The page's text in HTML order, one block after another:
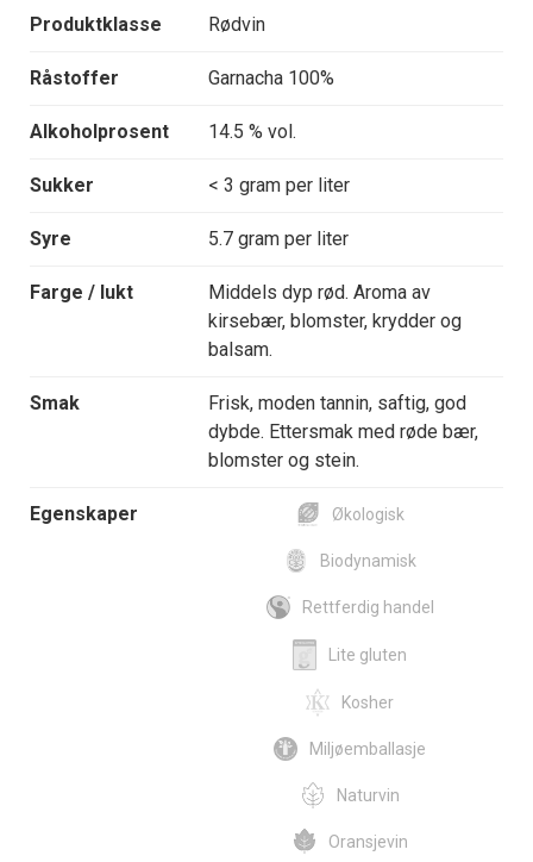
Produktklasse Rødvin
Råstoffer Garnacha 100%
Alkoholprosent 14.5 % vol.
Sukker < 3 gram per liter
Syre 5.7 gram per liter
Farge / lukt
Middels dyp rød. Aroma av
kirsebær, blomster, krydder og
balsam.
Smak
Frisk, moden tannin, saftig, god
dybde. Ettersmak med røde bær,
blomster og stein.
Egenskaper Økologisk
Biodynamisk
Rettferdig handel
Lite gluten
Kosher
Miljøemballasje
Naturvin
Oransjevin